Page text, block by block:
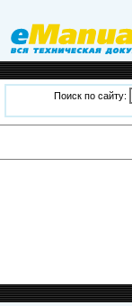
Поиск по сайту: